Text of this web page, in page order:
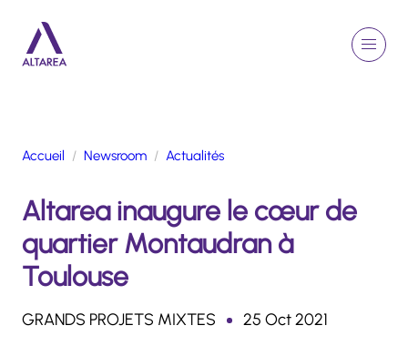
Menu
ACTIVITÉS
ENGAGEMENTS
TALENTS
FINANCE
NEWSROOM
Rechercher
Accueil Newsroom Actualités
Altarea inaugure le cœur de
quartier Montaudran à
Toulouse
GRANDS PROJETS MIXTES 25 Oct 2021